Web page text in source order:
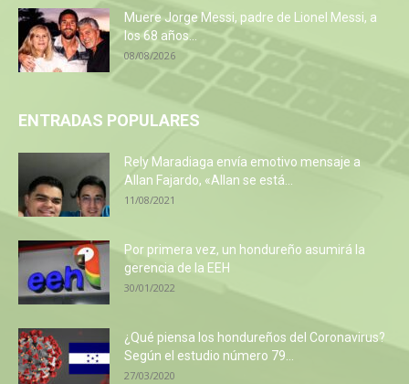
Muere Jorge Messi, padre de Lionel Messi, a
los 68 años...
08/08/2026
ENTRADAS POPULARES
Rely Maradiaga envía emotivo mensaje a
Allan Fajardo, «Allan se está...
11/08/2021
Por primera vez, un hondureño asumirá la
gerencia de la EEH
30/01/2022
¿Qué piensa los hondureños del Coronavirus?
Según el estudio número 79...
27/03/2020